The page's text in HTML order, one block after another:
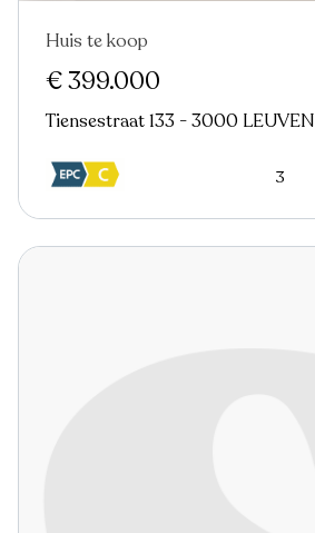
Nieuw
Huis te koop
€ 399.000
Tiensestraat 133 - 3000 LEUVEN
3